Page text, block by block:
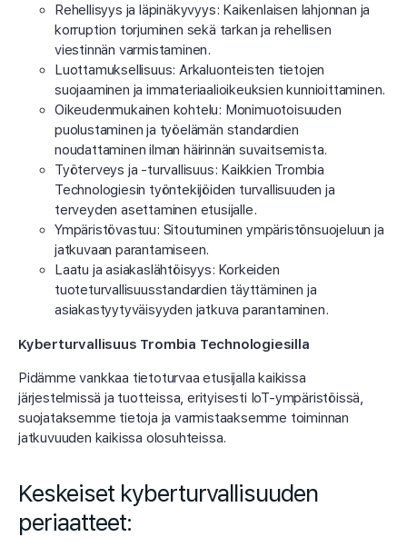
Rehellisyys ja läpinäkyvyys: Kaikenlaisen lahjonnan ja
korruption torjuminen sekä tarkan ja rehellisen
viestinnän varmistaminen.
Luottamuksellisuus: Arkaluonteisten tietojen
suojaaminen ja immateriaalioikeuksien kunnioittaminen.
Oikeudenmukainen kohtelu: Monimuotoisuuden
puolustaminen ja työelämän standardien
noudattaminen ilman häirinnän suvaitsemista.
Työterveys ja -turvallisuus: Kaikkien Trombia
Technologiesin työntekijöiden turvallisuuden ja
terveyden asettaminen etusijalle.
Ympäristövastuu: Sitoutuminen ympäristönsuojeluun ja
jatkuvaan parantamiseen.
Laatu ja asiakaslähtöisyys: Korkeiden
tuoteturvallisuusstandardien täyttäminen ja
asiakastyytyväisyyden jatkuva parantaminen.
Kyberturvallisuus Trombia Technologiesilla
Pidämme vankkaa tietoturvaa etusijalla kaikissa
järjestelmissä ja tuotteissa, erityisesti IoT-ympäristöissä,
suojataksemme tietoja ja varmistaaksemme toiminnan
jatkuvuuden kaikissa olosuhteissa.
Keskeiset kyberturvallisuuden
periaatteet: